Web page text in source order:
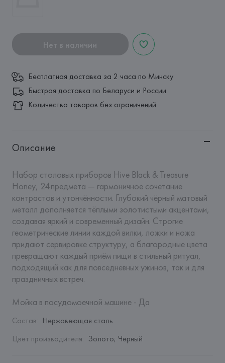
Нет в наличии
Бесплатная доставка за 2 часа по Минску
Быстрая доставка по Беларуси и России
Количество товаров без ограничений
Описание
Набор столовых приборов Hive Black & Treasure
Honey, 24 предмета — гармоничное сочетание
контрастов и утончённости. Глубокий чёрный матовый
металл дополняется тёплыми золотистыми акцентами,
создавая яркий и современный дизайн. Строгие
геометрические линии каждой вилки, ложки и ножа
придают сервировке структуру, а благородные цвета
превращают каждый приём пищи в стильный ритуал,
подходящий как для повседневных ужинов, так и для
праздничных встреч.
Мойка в посудомоечной машине - Да
Состав: Нержавеющая сталь
Цвет производителя: Золото; Черный